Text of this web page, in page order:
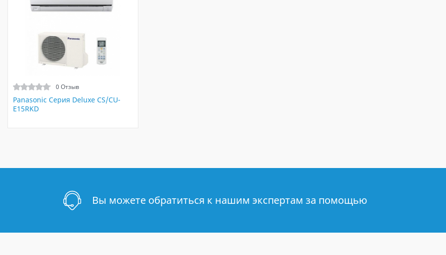
0 Отзыв
Panasonic Серия Deluxe CS/CU-
E15RKD
Вы можете обратиться к нашим экспертам за помощью